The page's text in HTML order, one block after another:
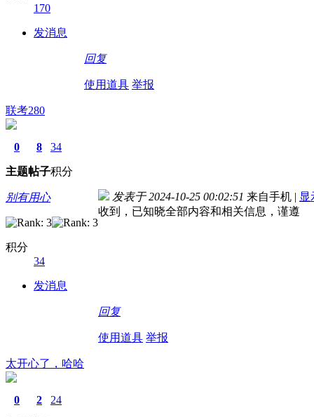
170
发消息
回复
使用道具 举报
联考280
0
主题
8
帖子
34
积分
别有用心
积分
34
发消息
发表于 2024-10-25 00:02:51 来自手机 | 显
收到，已知晓全部内容和相关信息，谨遵
回复
使用道具 举报
太开心了，哈哈
0 2 24